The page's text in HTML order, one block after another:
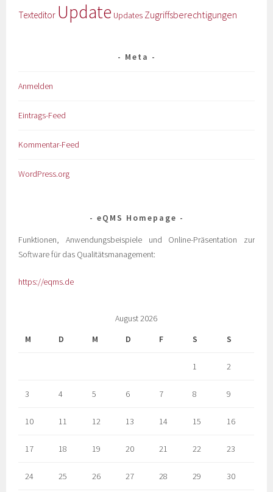
Texteditor Update Updates Zugriffsberechtigungen
Meta
Anmelden
Eintrags-Feed
Kommentar-Feed
WordPress.org
eQMS Homepage
Funktionen, Anwendungsbeispiele und Online-Präsentation zur
Software für das Qualitätsmanagement:
https://eqms.de
August 2026
M
D M D F S S
1 2
3 4 5 6 7 8 9
10 11 12 13 14 15 16
17 18 19 20 21 22 23
24 25 26 27 28 29 30